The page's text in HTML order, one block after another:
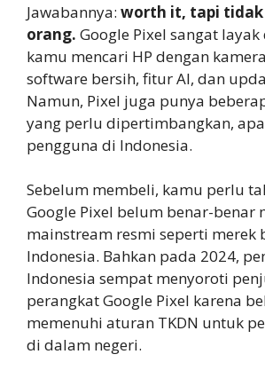
Jawabannya: worth it, tapi tidak
orang. Google Pixel sangat
kamu mencari HP dengan
software bersih, fitur AI, dan
Namun, Pixel juga punya
yang perlu dipertimbangkan,
pengguna di Indonesia.
Sebelum membeli, kamu perlu
Google Pixel belum benar-benar
mainstream resmi seperti merek
Indonesia. Bahkan pada 2024,
Indonesia sempat menyoroti
perangkat Google Pixel karena
memenuhi aturan TKDN untuk
di dalam negeri.